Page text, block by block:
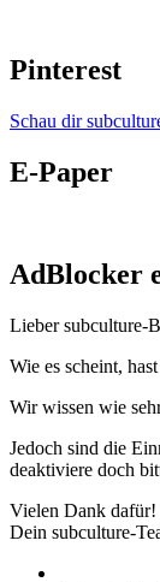
Pinterest
Schau dir
E-Paper
AdBlocker
Lieber subculture-
Wie es scheint,
Wir wissen wie
Jedoch sind die
deaktiviere doch
Vielen Dank dafür!
Dein subculture-